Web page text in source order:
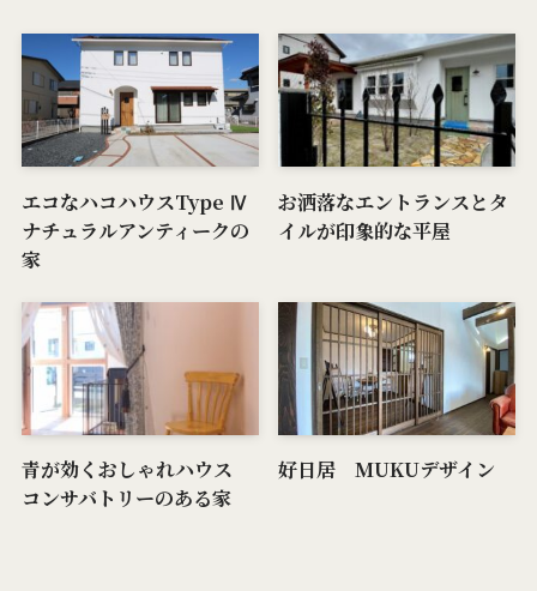
エコなハコハウスType Ⅳ
ナチュラルアンティークの
家
お洒落なエントランスとタ
イルが印象的な平屋
青が効くおしゃれハウス
コンサバトリーのある家
好日居 MUKUデザイン